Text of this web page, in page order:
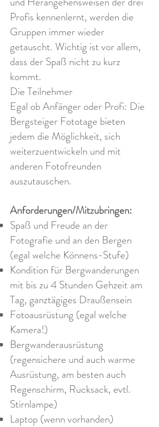
Profis kennenlernt, werden die
Gruppen immer wieder
getauscht. Wichtig ist vor allem,
dass der Spaß nicht zu kurz
kommt.
Die Teilnehmer
Egal ob Anfänger oder Profi: Die
Bergsteiger Fototage bieten
jedem die Möglichkeit, sich
weiterzuentwickeln und mit
anderen Fotofreunden
auszutauschen.
Anforderungen/Mitzubringen:
Spaß und Freude an der
Fotografie und an den Bergen
(egal welche Könnens-Stufe)
Kondition für Bergwanderungen
mit bis zu 4 Stunden Gehzeit am
Tag, ganztägiges Draußensein
Fotoausrüstung (egal welche
Kamera!)
Bergwanderausrüstung
(regensichere und auch warme
Ausrüstung, am besten auch
Regenschirm, Rucksack, evtl.
Stirnlampe)
Laptop (wenn vorhanden)